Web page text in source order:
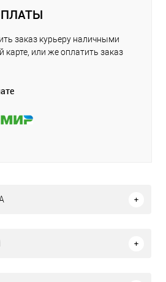
заказ курьеру наличными
карте, или же оплатить заказ